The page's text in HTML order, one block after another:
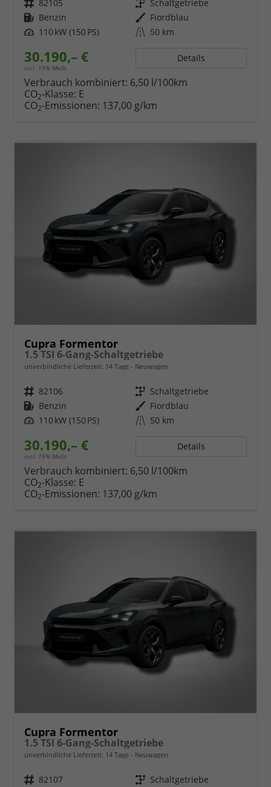
Fahrzeugnr. 82105 Getriebe Schaltgetriebe
Kraftstoff Benzin Außenfarbe Fiordblau
Leistung 110 kW (150 PS) Kilometerstand 50 km
30.190,– €
incl. 19% MwSt.
Details
Verbrauch kombiniert: 6,50 l/100km
CO2-Klasse: E
CO2-Emissionen: 137,00 g/km
Cupra Formentor
1.5 TSI 6-Gang-Schaltgetriebe
unverbindliche Lieferzeit: 14 Tage Neuwagen
Fahrzeugnr. 82106 Getriebe Schaltgetriebe
Kraftstoff Benzin Außenfarbe Fiordblau
Leistung 110 kW (150 PS) Kilometerstand 50 km
30.190,– €
incl. 19% MwSt.
Details
Verbrauch kombiniert: 6,50 l/100km
CO2-Klasse: E
CO2-Emissionen: 137,00 g/km
Cupra Formentor
1.5 TSI 6-Gang-Schaltgetriebe
unverbindliche Lieferzeit: 14 Tage Neuwagen
Fahrzeugnr. 82107 Getriebe Schaltgetriebe